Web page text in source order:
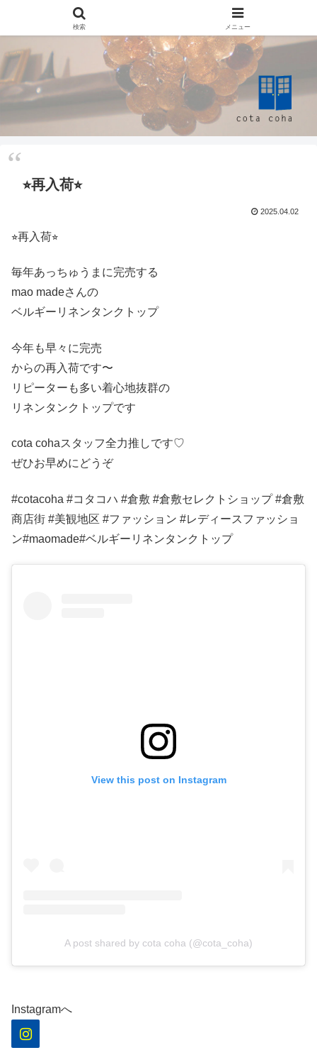
⭐︎再入荷⭐︎
2025.04.02
⭐︎再入荷⭐︎
毎年あっちゅうまに完売する
mao madeさんの
ベルギーリネンタンクトップ
今年も早々に完売
からの再入荷です〜
リピーターも多い着心地抜群の
リネンタンクトップです
cota cohaスタッフ全力推しです♡
ぜひお早めにどうぞ
#cotacoha #コタコハ #倉敷 #倉敷セレクトショップ #倉敷
商店街 #美観地区 #ファッション #レディースファッショ
ン#maomade#ベルギーリネンタンクトップ
View this post on Instagram
A post shared by cota coha (@cota_coha)
Instagramへ
検索 メニュー